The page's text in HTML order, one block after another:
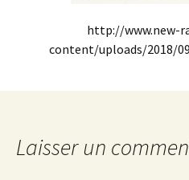
http://www.new-
content/uploads/2018/
Laisser un